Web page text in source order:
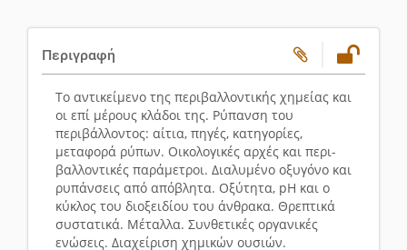
Περιγραφή
Το αντικείμενο της περιβαλλοντικής χημείας και
οι επί μέρους κλάδοι της. Ρύπανση του
περιβάλλοντος: αίτια, πηγές, κατηγορίες,
μεταφορά ρύπων. Οικολογικές αρχές και περι­
βαλλοντικές παράμετροι. Διαλυμένο οξυγόνο και
ρυπάνσεις από απόβλητα. Οξύτητα, pH και ο
κύκλος του διοξειδίου του άνθρακα. Θρεπτικά
συστατικά. Μέταλλα. Συνθετικές οργανικές
ενώσεις. Διαχεί­ρι­ση χημικών ουσιών.